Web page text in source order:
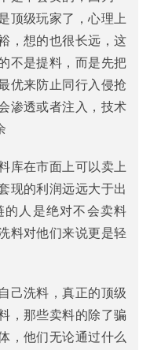
顶级玩家了，心理上
，想的也很长远，这
不是提料，而是先把
优来防止同行入侵抢
渗透或者注入，技术
库在市面上可以卖上
现的利润远远大于出
人是绝对不会卖料
料对他们来说更是轻
己洗料，真正的顶级
，那些卖料的除了骗
，他们无论通过什么